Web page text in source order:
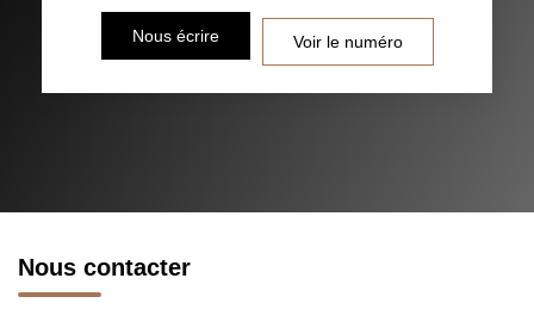
ECOLES ET CRÈCHES
Nous écrire Voir le numéro
Nous contacter